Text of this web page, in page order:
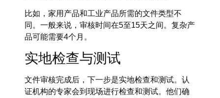
比如，家用产品和工业产品所需的文件类型不
同。一般来说，审核时间在5至15天之间。复杂产
品可能需要4个月。
实地检查与测试
文件审核完成后，下一步是实地检查和测试。认
证机构的专家会到现场进行检查和测试。他们确